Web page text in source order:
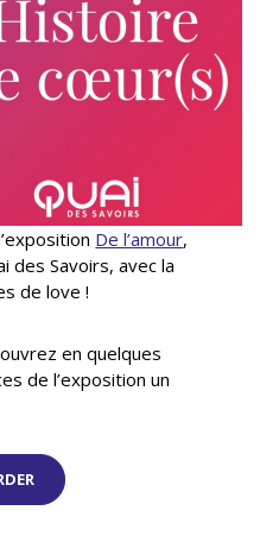
De l’amour,
des Savoirs, avec la
de love !
en quelques
de l’exposition un